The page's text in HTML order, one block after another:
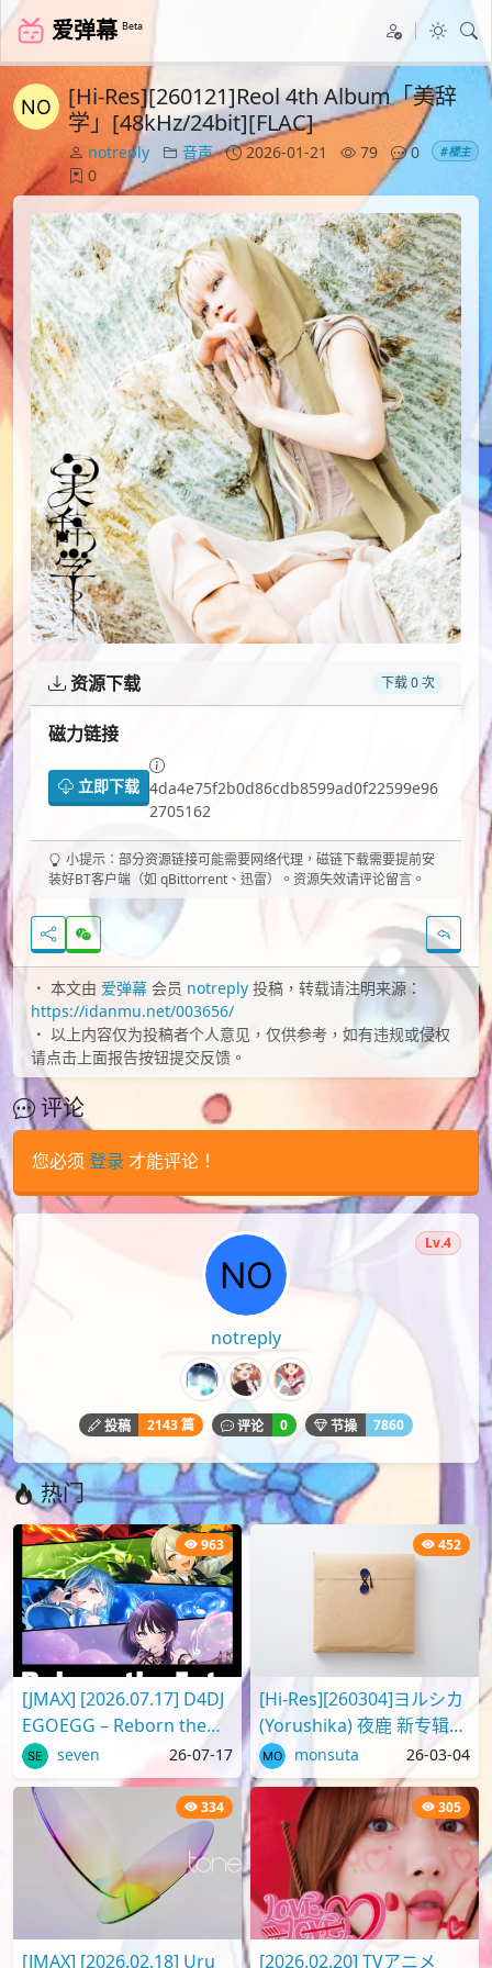
爱弹幕 Beta
[Hi-Res][260121]Reol 4th Album「美辞
学」[48kHz/24bit][FLAC]
notreply 音声 2026-01-21 79
0
0
#楼主
资源下载 下载 0 次
磁力链接
立即下载 4da4e75f2b0d86cdb8599ad0f22599e96
2705162
小提示：部分资源链接可能需要网络代理，磁链下载需要提前安
装好BT客户端（如 qBittorrent、迅雷）。资源失效请评论留言。
本文由 爱弹幕 会员 notreply 投稿，转载请注明来源：
https://idanmu.net/003656/
以上内容仅为投稿者个人意见，仅供参考，如有违规或侵权
请点击上面报告按钮提交反馈。
评论
您必须 登录 才能评论！
notreply
Lv.4
投稿 2143 篇 评论 0 节操 7860
热门
963
[JMAX] [2026.07.17] D4DJ
EGOEGG – Reborn the
Fate [FLAC]
seven 26-07-17
452
[Hi-Res][260304]ヨルシカ
(Yorushika) 夜鹿 新专辑
Digital Album「二人称」
[96kHz/24bit][FLAC]
monsuta 26-03-04
334
[JMAX] [2026.02.18] Uru
305
[2026.02.20] TVアニメ